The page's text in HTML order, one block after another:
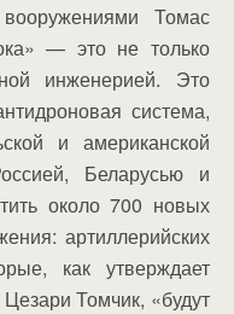
Томас
— это не только
инженерией. Это
система,
и американской
Беларусью и
около 700 новых
артиллерийских
как утверждает
Томчик, «будут